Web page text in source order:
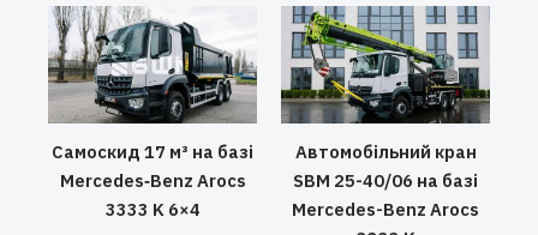
Самоскид 17 м³ на базі
Mercedes‑Benz Arocs
3333 K 6×4
Автомобільний кран
SBM 25-40/06 на базі
Mercedes-Benz Arocs